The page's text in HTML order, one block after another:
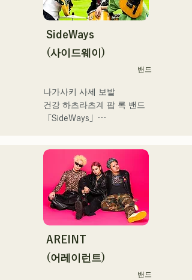
Hannibal Halloween Music
Festival ,sunset live2019、
鷹祭Summer Boostイベン
トステージにも出演。MCと
してはRugby World
cup2019 Public viewing、競
輪日本一ダービーの場内ア
ナウンス、ラグビー女子日
本代表世界大会スタジアム
滑走屋場内アナウンス、ク
リスマスアドベント、イス
ラデサルサ、福岡ウィニン
グスピリッツのスタジアム
DJ、金鷲旗、山笠関連イベ
ント、地域イベント、
summit)、福岡市武道館オー
プニング記念イベント,結婚
コンセプトは、「等身大の
ままで。僕とあなたのため
の音楽を。」気持ちが落ち
まう時こそ聴いてほしい。
自分自身も迷いや葛藤を抱
作り物ではなく、ありのま
まの感情や言葉をそのまま
音楽にしている。
2024年10月より音楽活動を
福岡を中心にブッキングラ
イブや路上ライブなど精力
的に活動を行っている。
2025年11月22日にはファー
催。
SideWays
(사이드웨이)
밴드
나가사키 사세 보발
건강 하츠라츠계 팝 록 밴드
「SideWays」
시 및 전국투어 감행
소설을 바탕으로 한 즐겁고
어딘가 애수있는 곡에 주목!
!
AREINT
(어레이런트)
밴드